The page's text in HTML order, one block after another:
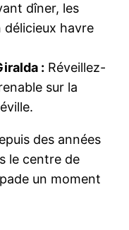
dîner, les
délicieux havre
: Réveillez-
sur la
des années
le centre de
un moment